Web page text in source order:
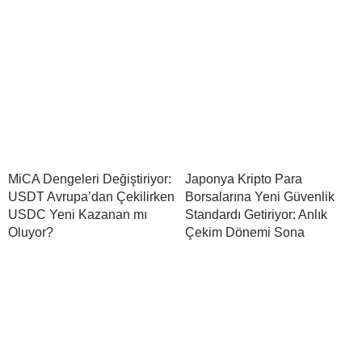
MiCA Dengeleri Değiştiriyor:
USDT Avrupa’dan Çekilirken
USDC Yeni Kazanan mı
Oluyor?
Japonya Kripto Para
Borsalarına Yeni Güvenlik
Standardı Getiriyor: Anlık
Çekim Dönemi Sona